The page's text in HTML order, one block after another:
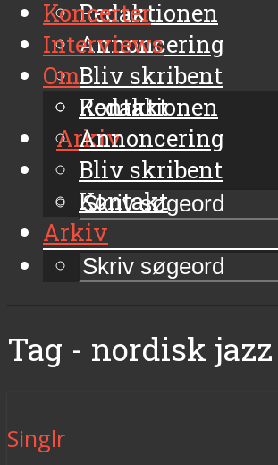
Redaktionen
Annoncering
Bliv skribent
Kontakt
Arkiv
Koncerter
Interviews
Om
Redaktionen
Annoncering
Bliv skribent
Kontakt
Arkiv
Tag - nordisk jazz
Singlr